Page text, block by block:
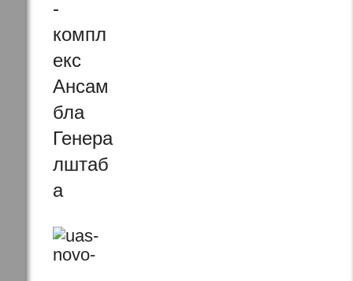
-
компл
екс
Ансам
бла
Генера
лштаб
а